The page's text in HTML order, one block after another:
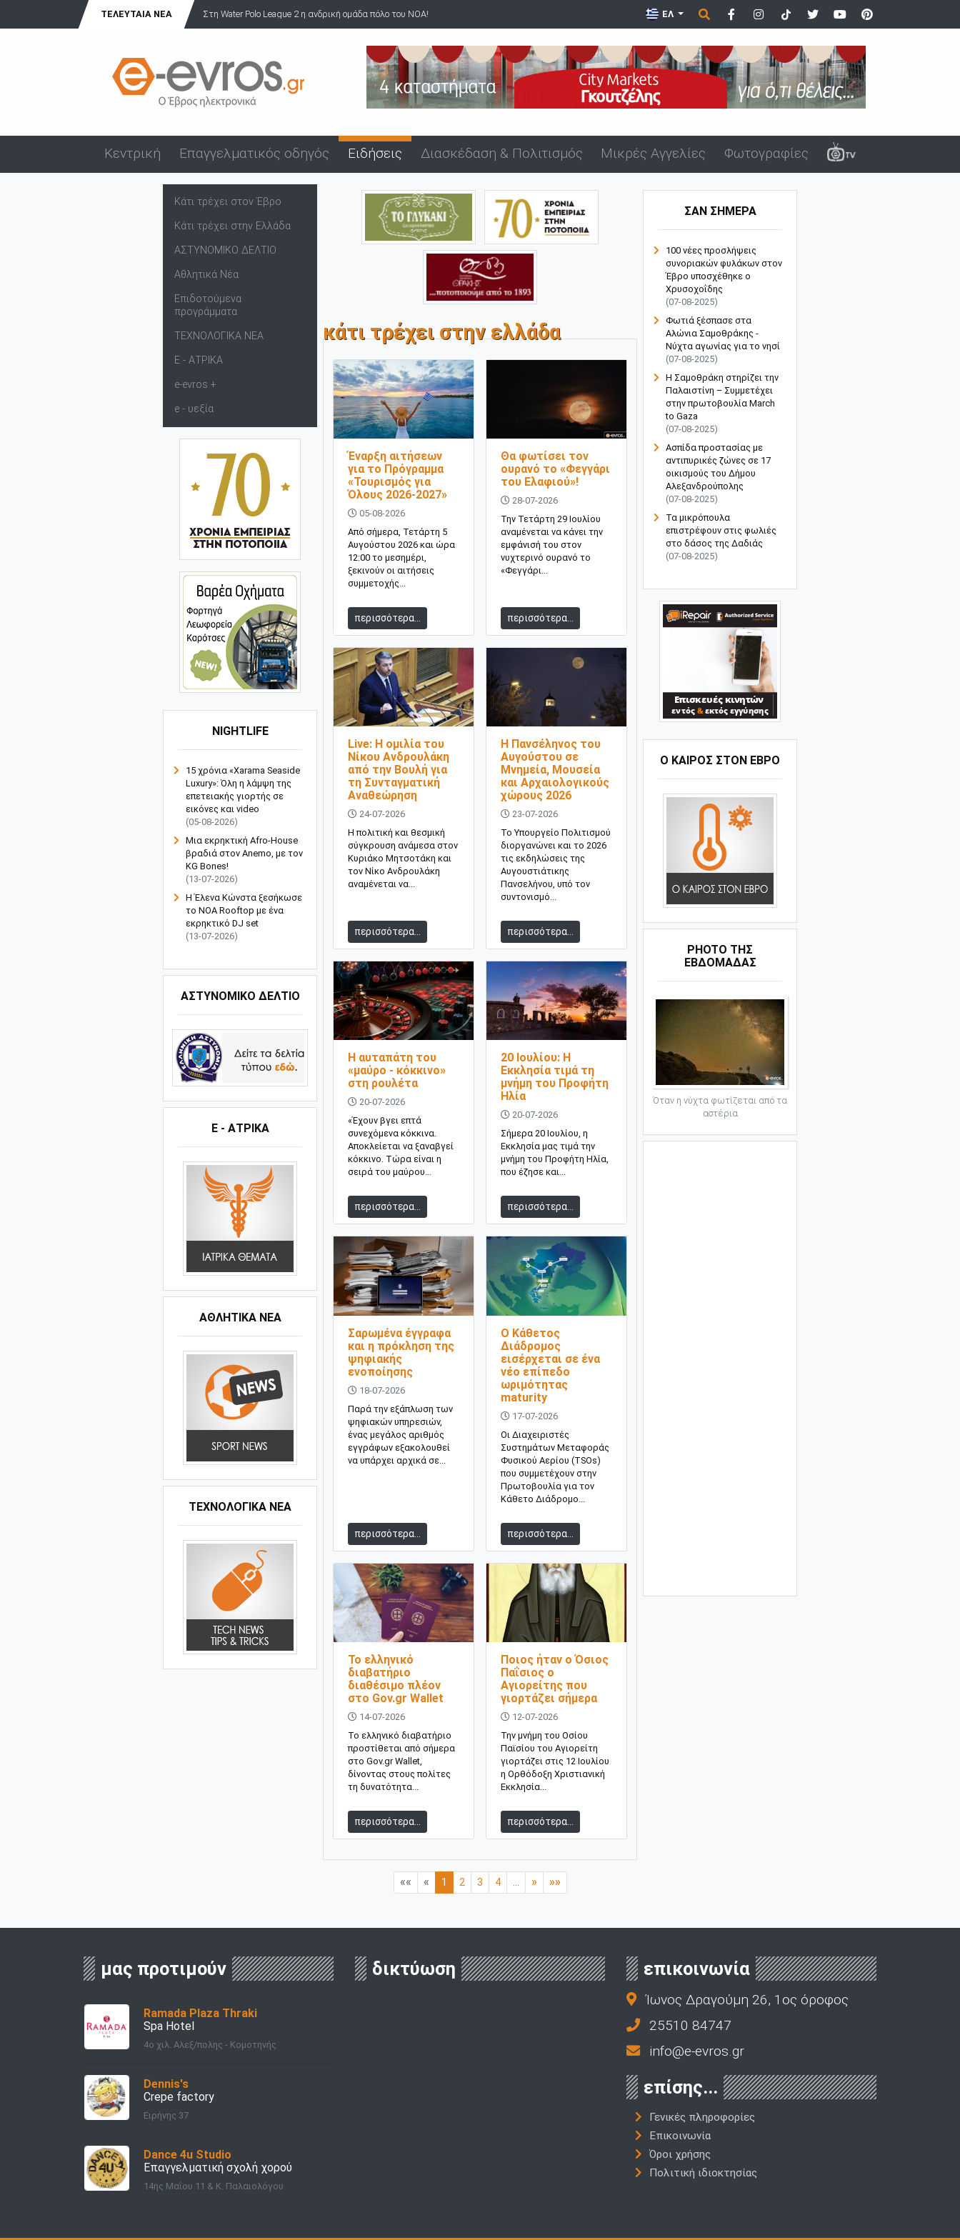
ΤΕΛΕΥΤΑΊΑ ΝΈΑ
Στη Water Polo League 2 η ανδρική ομάδα πόλο του ΝΟΑ! Άνδρας επιδείκνυε τα γεννητικά του όργανα σε ανήλικα στον Άβ... ΕΛ
Κεντρική Επαγγελματικός οδηγός Ειδήσεις Διασκέδαση & Πολιτισμός Μικρές Αγγελίες Φωτογραφίες
Κάτι τρέχει στον Έβρο
Κάτι τρέχει στην Ελλάδα
ΑΣΤΥΝΟΜΙΚΟ ΔΕΛΤΙΟ
Αθλητικά Νέα
Επιδοτούμενα
προγράμματα
ΤΕΧΝΟΛΟΓΙΚΑ ΝΕΑ
Ε - ΑΤΡΙΚΑ
e-evros +
e - υεξία
NIGHTLIFE
15 χρόνια «Xarama Seaside
Luxury»: Όλη η λάμψη της
επετειακής γιορτής σε
εικόνες και video
(05-08-2026)
Μια εκρηκτική Afro-House
βραδιά στον Anemo, με τον
KG Bones!
(13-07-2026)
Η Έλενα Κώνστα ξεσήκωσε
το NOA Rooftop με ένα
εκρηκτικό DJ set
(13-07-2026)
ΑΣΤΥΝΟΜΙΚΟ ΔΕΛΤΙΟ
Ε - ΑΤΡΙΚΑ
ΑΘΛΗΤΙΚΆ ΝΈΑ
ΤΕΧΝΟΛΟΓΙΚΑ ΝΕΑ
κάτι τρέχει στην ελλάδα
Έναρξη αιτήσεων
για το Πρόγραμμα
«Τουρισμός για
Όλους 2026-2027»
05-08-2026
Από σήμερα, Τετάρτη 5
Αυγούστου 2026 και ώρα
12:00 το μεσημέρι,
ξεκινούν οι αιτήσεις
συμμετοχής...
περισσότερα...
Θα φωτίσει τον
ουρανό το «Φεγγάρι
του Ελαφιού»!
28-07-2026
Την Τετάρτη 29 Ιουλίου
αναμένεται να κάνει την
εμφάνισή του στον
νυχτερινό ουρανό το
«Φεγγάρι...
περισσότερα...
Live: Η ομιλία του
Νίκου Ανδρουλάκη
από την Βουλή για
τη Συνταγματική
Αναθεώρηση
24-07-2026
Η πολιτική και θεσμική
σύγκρουση ανάμεσα στον
Κυριάκο Μητσοτάκη και
τον Νίκο Ανδρουλάκη
αναμένεται να...
περισσότερα...
Η Πανσέληνος του
Αυγούστου σε
Μνημεία, Μουσεία
και Αρχαιολογικούς
χώρους 2026
23-07-2026
Το Υπουργείο Πολιτισμού
διοργανώνει και το 2026
τις εκδηλώσεις της
Αυγουστιάτικης
Πανσελήνου, υπό τον
συντονισμό...
περισσότερα...
Η αυταπάτη του
«μαύρο - κόκκινο»
στη ρουλέτα
20-07-2026
«Έχουν βγει επτά
συνεχόμενα κόκκινα.
Αποκλείεται να ξαναβγεί
κόκκινο. Τώρα είναι η
σειρά του μαύρου...
περισσότερα...
20 Ιουλίου: H
Εκκλησία τιμά τη
μνήμη του Προφήτη
Ηλία
20-07-2026
Σήμερα 20 Ιουλίου, η
Εκκλησία μας τιμά την
μνήμη του Προφήτη Ηλία,
που έζησε και...
περισσότερα...
Σαρωμένα έγγραφα
και η πρόκληση της
ψηφιακής
ενοποίησης
18-07-2026
Παρά την εξάπλωση των
ψηφιακών υπηρεσιών,
ένας μεγάλος αριθμός
εγγράφων εξακολουθεί
να υπάρχει αρχικά σε...
περισσότερα...
Ο Κάθετος
Διάδρομος
εισέρχεται σε ένα
νέο επίπεδο
ωριμότητας
maturity
17-07-2026
Οι Διαχειριστές
Συστημάτων Μεταφοράς
Φυσικού Αερίου (TSOs)
που συμμετέχουν στην
Πρωτοβουλία για τον
Κάθετο Διάδρομο...
περισσότερα...
Το ελληνικό
διαβατήριο
διαθέσιμο πλέον
στο Gov.gr Wallet
14-07-2026
Το ελληνικό διαβατήριο
προστίθεται από σήμερα
στο Gov.gr Wallet,
δίνοντας στους πολίτες
τη δυνατότητα...
περισσότερα...
Ποιος ήταν ο Όσιος
Παΐσιος ο
Αγιορείτης που
γιορτάζει σήμερα
12-07-2026
Την μνήμη του Οσίου
Παϊσίου του Αγιορείτη
γιορτάζει στις 12 Ιουλίου
η Ορθόδοξη Χριστιανική
Εκκλησία...
περισσότερα...
«« « 1 2 3 4 » »»
ΣΑΝ ΣΗΜΕΡΑ
100 νέες προσλήψεις
συνοριακών φυλάκων στον
Έβρο υποσχέθηκε ο
Χρυσοχοΐδης
(07-08-2025)
Φωτιά ξέσπασε στα
Αλώνια Σαμοθράκης -
Νύχτα αγωνίας για το νησί
(07-08-2025)
Η Σαμοθράκη στηρίζει την
Παλαιστίνη – Συμμετέχει
στην πρωτοβουλία March
to Gaza
(07-08-2025)
Ασπίδα προστασίας με
αντιπυρικές ζώνες σε 17
οικισμούς του Δήμου
Αλεξανδρούπολης
(07-08-2025)
Τα μικρόπουλα
επιστρέφουν στις φωλιές
στο δάσος της Δαδιάς
(07-08-2025)
Ο ΚΑΙΡΟΣ ΣΤΟΝ ΕΒΡΟ
PHOTO ΤΗΣ
ΕΒΔΟΜΑΔΑΣ
Όταν η νύχτα φωτίζεται από τα
αστέρια
μας προτιμούν
Ramada Plaza Thraki
Spa Hotel
4ο χιλ. Αλεξ/πολης - Κομοτηνής
Dennis's
Crepe factory
Ειρήνης 37
Dance 4u Studio
Επαγγελματική σχολή χορού
14ης Μαΐου 11 & Κ. Παλαιολόγου
δικτύωση επικοινωνία
Ίωνος Δραγούμη 26, 1ος όροφος
25510 84747
info@e-evros.gr
επίσης...
Γενικές πληροφορίες
Επικοινωνία
Όροι χρήσης
Πολιτική ιδιοκτησίας